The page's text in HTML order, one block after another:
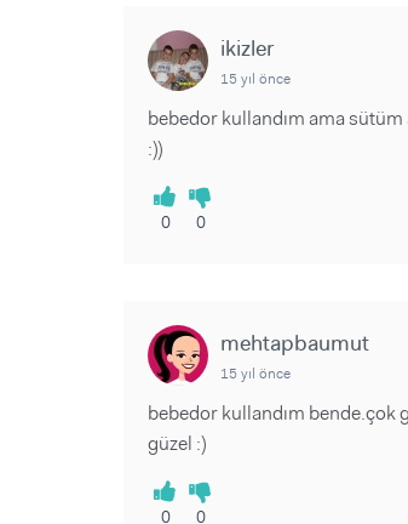
ikizler
15 yıl önce
bebedor kullandım ama
:))
0 0
mehtapbaumut
15 yıl önce
bebedor kullandım bende.çok
güzel :)
0 0